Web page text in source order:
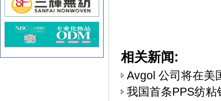
相关新闻:
Avgol 公司将在美
我国首条PPS纺